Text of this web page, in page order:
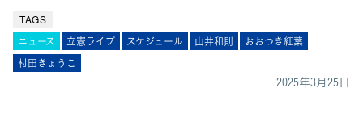
TAGS
ニュース 立憲ライブ スケジュール 山井和則
おおつき紅葉
村田きょうこ
2025年3月25日